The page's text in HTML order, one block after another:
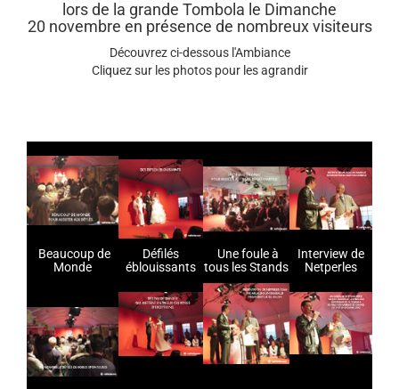
lors de la grande Tombola le Dimanche
20 novembre en présence de nombreux visiteurs
Découvrez ci-dessous l'Ambiance
Cliquez sur les photos pour les agrandir
Beaucoup de
Monde
Défilés
éblouissants
Une foule à
tous les Stands
Interview de
Netperles